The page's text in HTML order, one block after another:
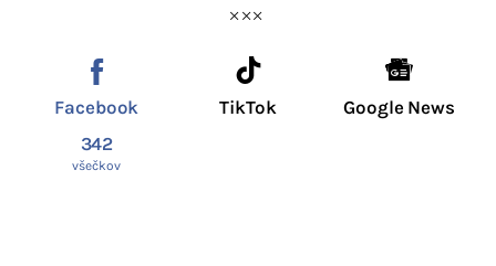
Facebook
342
všečkov
TikTok Google News